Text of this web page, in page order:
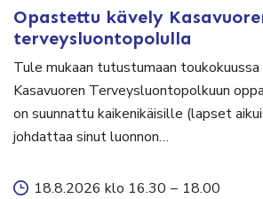
Opastettu kävely
terveysluontopolulla
Tule mukaan tutustumaan
Kasavuoren Terveysluontopolkuun
on suunnattu kaikenikäisille (lapset
johdattaa sinut luonnon…
18.8.2026 klo 16.30 – 18.00